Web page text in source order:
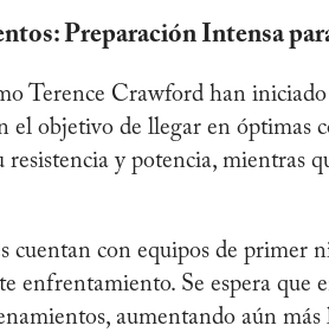
Preparación Intensa
Terence Crawford han iniciado
el objetivo de llegar en óptimas
resistencia y potencia, mientras
cuentan con equipos de primer
enfrentamiento. Se espera que
aumentando aún